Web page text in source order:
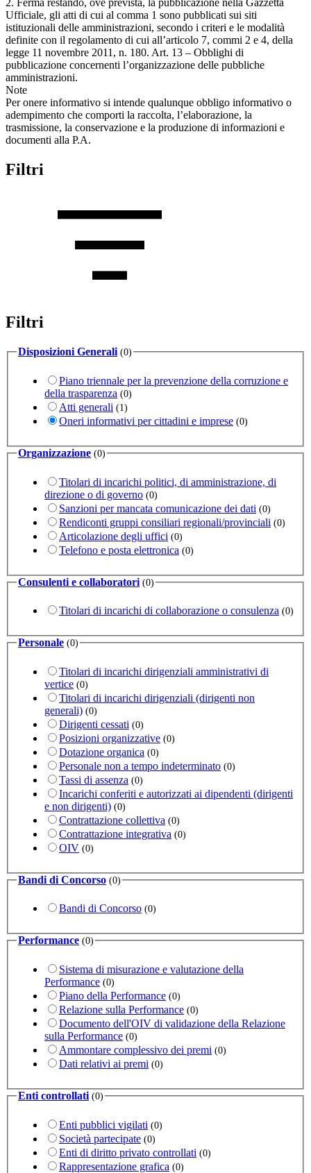
Ufficiale, gli atti di cui al comma 1 sono pubblicati sui siti
istituzionali delle amministrazioni, secondo i criteri e le modalità
definite con il regolamento di cui all’articolo 7, commi 2 e 4, della
legge 11 novembre 2011, n. 180. Art. 13 – Obblighi di
pubblicazione concernenti l’organizzazione delle pubbliche
amministrazioni.
Note
Per onere informativo si intende qualunque obbligo informativo o
adempimento che comporti la raccolta, l’elaborazione, la
trasmissione, la conservazione e la produzione di informazioni e
documenti alla P.A.
Filtri
Filtri
Disposizioni Generali (0)
Piano triennale per la prevenzione della corruzione e
della trasparenza (0)
Atti generali (1)
Oneri informativi per cittadini e imprese (0)
Organizzazione (0)
Titolari di incarichi politici, di amministrazione, di
direzione o di governo (0)
Sanzioni per mancata comunicazione dei dati (0)
Rendiconti gruppi consiliari regionali/provinciali (0)
Articolazione degli uffici (0)
Telefono e posta elettronica (0)
Consulenti e collaboratori (0)
Titolari di incarichi di collaborazione o consulenza (0)
Personale (0)
Titolari di incarichi dirigenziali amministrativi di
vertice (0)
Titolari di incarichi dirigenziali (dirigenti non
generali) (0)
Dirigenti cessati (0)
Posizioni organizzative (0)
Dotazione organica (0)
Personale non a tempo indeterminato (0)
Tassi di assenza (0)
Incarichi conferiti e autorizzati ai dipendenti (dirigenti
e non dirigenti) (0)
Contrattazione collettiva (0)
Contrattazione integrativa (0)
OIV (0)
Bandi di Concorso (0)
Bandi di Concorso (0)
Performance (0)
Sistema di misurazione e valutazione della
Performance (0)
Piano della Performance (0)
Relazione sulla Performance (0)
Documento dell'OIV di validazione della Relazione
sulla Performance (0)
Ammontare complessivo dei premi (0)
Dati relativi ai premi (0)
Enti controllati (0)
Enti pubblici vigilati (0)
Società partecipate (0)
Enti di diritto privato controllati (0)
Rappresentazione grafica (0)